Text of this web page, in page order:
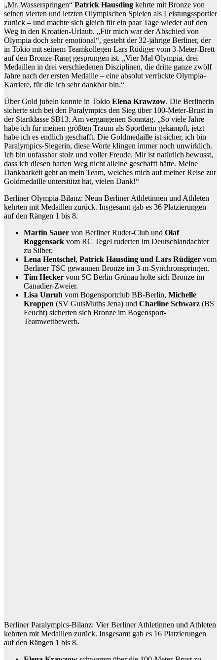
„Mr. Wasserspringen“ Patrick Hausding kehrte mit Bronze von
seinen vierten und letzten Olympischen Spielen als Leistungssportler
zurück – und machte sich gleich für ein paar Tage wieder auf den
Weg in den Kroatien-Urlaub. „Für mich war der Abschied von
Olympia doch sehr emotional“, gesteht der 32-jährige Berliner, der
in Tokio mit seinem Teamkollegen Lars Rüdiger vom 3-Meter-Brett
auf den Bronze-Rang gesprungen ist. „Vier Mal Olympia, drei
Medaillen in drei verschiedenen Disziplinen, die dritte ganze zwölf
Jahre nach der ersten Medaille – eine absolut verrückte Olympia-
Karriere, für die ich sehr dankbar bin.“
Über Gold jubeln konnte in Tokio Elena Krawzow. Die Berlinerin
sicherte sich bei den Paralympics den Sieg über 100-Meter-Brust in
der Startklasse SB13. Am vergangenen Sonntag. „So viele Jahre
habe ich für meinen größten Traum als Sportlerin gekämpft, jetzt
habe ich es endlich geschafft. Die Goldmedaille ist sicher, ich bin
Paralympics-Siegerin, diese Worte klingen immer noch unwirklich.
Ich bin unfassbar stolz und voller Freude. Mir ist natürlich bewusst,
dass ich diesen harten Weg nicht alleine geschafft hätte. Meine
Dankbarkeit geht an mein Team, welches mich auf meiner Reise zur
Goldmedaille unterstützt hat, vielen Dank!“
Berliner Olympia-Bilanz: Neun Berliner Athletinnen und Athleten
kehrten mit Medaillen zurück. Insgesamt gab es 36 Platzierungen
auf den Rängen 1 bis 8.
Martin Sauer von Berliner Ruder-Club und Olaf
Roggensack vom RC Tegel ruderten im Deutschlandachter
zu Silber.
Lena Hentschel, Patrick Hausding und Lars Rüdiger vom
Berliner TSC gewannen Bronze im 3-m-Synchronspringen.
Tim Hecker vom SC Berlin Grünau holte sich Bronze im
Canadier-Zweier.
Lisa Unruh vom Bogensportclub BB-Berlin, Michelle
Kroppen (SV GutsMuths Jena) und Charline Schwarz (BS
Feucht) sicherten sich Bronze im Bogensport-
Teamwettbewerb.
Berliner Paralympics-Bilanz: Vier Berliner Athletinnen und Athleten
kehrten mit Medaillen zurück. Insgesamt gab es 16 Platzierungen
auf den Rängen 1 bis 8.